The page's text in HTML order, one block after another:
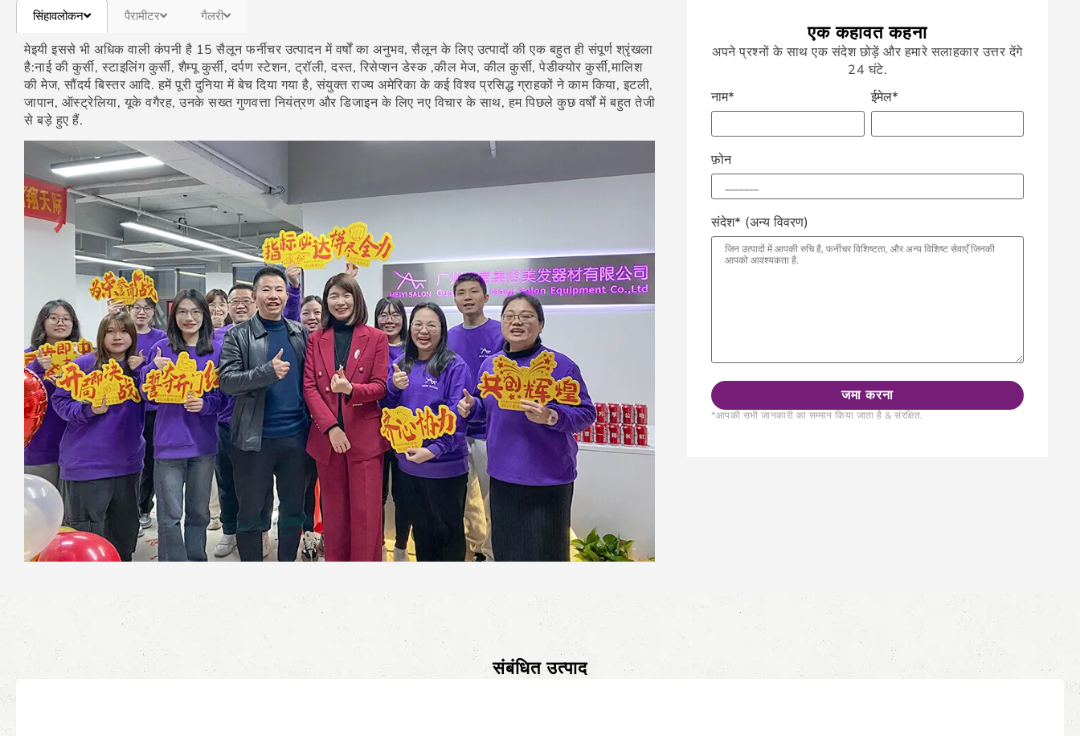
सिंहावलोकन पैरामीटर गैलरी
मेइयी इससे भी अधिक वाली कंपनी है 15 सैलून फर्नीचर उत्पादन में वर्षों का अनुभव, सैलून के लिए उत्पादों की एक बहुत ही संपूर्ण श्रृंखला
है:नाई की कुर्सी, स्टाइलिंग कुर्सी, शैम्पू कुर्सी, दर्पण स्टेशन, ट्रॉली, दस्त, रिसेप्शन डेस्क ,कील मेज, कील कुर्सी, पेडीक्योर कुर्सी,मालिश
की मेज, सौंदर्य बिस्तर आदि. हमें पूरी दुनिया में बेच दिया गया है, संयुक्त राज्य अमेरिका के कई विश्व प्रसिद्ध ग्राहकों ने काम किया, इटली,
जापान, ऑस्ट्रेलिया, यूके वगैरह, उनके सख्त गुणवत्ता नियंत्रण और डिजाइन के लिए नए विचार के साथ, हम पिछले कुछ वर्षों में बहुत तेजी
से बड़े हुए हैं.
एक कहावत कहना
अपने प्रश्नों के साथ एक संदेश छोड़ें और हमारे सलाहकार उत्तर देंगे
24 घंटे.
नाम* ईमेल*
फ़ोन
संदेश* (अन्य विवरण)
*आपकी सभी जानकारी का सम्मान किया जाता है & संरक्षित.
संबंधित उत्पाद